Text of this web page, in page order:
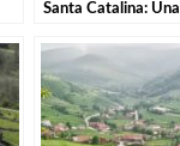
Santa Catalina: Una